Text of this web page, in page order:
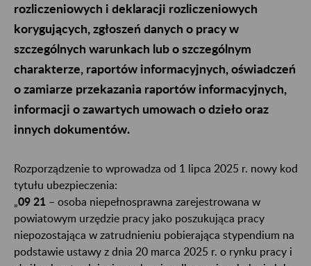
rozliczeniowych i deklaracji rozliczeniowych
korygujących, zgłoszeń danych o pracy w
szczególnych warunkach lub o szczególnym
charakterze, raportów informacyjnych, oświadczeń
o zamiarze przekazania raportów informacyjnych,
informacji o zawartych umowach o dzieło oraz
innych dokumentów.
Rozporządzenie to wprowadza od 1 lipca 2025 r. nowy kod
tytułu ubezpieczenia:
„09 21 – osoba niepełnosprawna zarejestrowana w
powiatowym urzędzie pracy jako poszukująca pracy
niepozostająca w zatrudnieniu pobierająca stypendium na
podstawie ustawy z dnia 20 marca 2025 r. o rynku pracy i